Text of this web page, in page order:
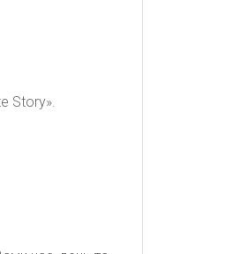
Story».